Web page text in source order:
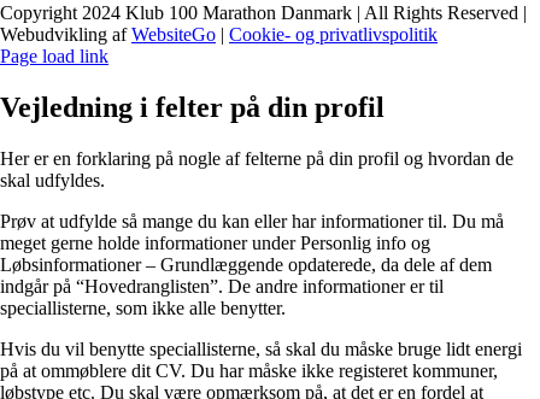
Copyright 2024 Klub 100 Marathon Danmark | All Rights Reserved |
Webudvikling afWebsiteGo | Cookie- og privatlivspolitik
Page load link
Vejledning i felter på din profil
Her er en forklaring på nogle af felterne på din profil og hvordan de
skal udfyldes.
Prøv at udfylde så mange du kan eller har informationer til. Du må
meget gerne holde informationer under Personlig info og
Løbsinformationer – Grundlæggende opdaterede, da dele af dem
indgår på “Hovedranglisten”. De andre informationer er til
speciallisterne, som ikke alle benytter.
Hvis du vil benytte speciallisterne, så skal du måske bruge lidt energi
på at ommøblere dit CV. Du har måske ikke registeret kommuner,
løbstype etc. Du skal være opmærksom på, at det er en fordel at